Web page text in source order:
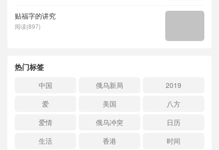
贴福字的讲究
阅读(897)
热门标签
中国 俄乌新局
2019
爱
美国
八方
爱情
俄乌冲突
日历
生活
香港 时间